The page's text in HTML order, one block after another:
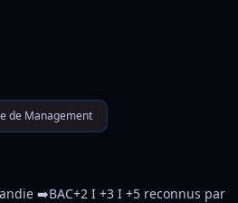
de Management
➡️BAC+2 I +3 I +5 reconnus par